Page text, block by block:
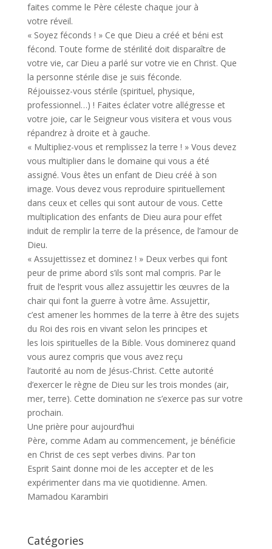
faites comme le Père céleste chaque jour à
votre réveil.
« Soyez féconds ! » Ce que Dieu a créé et béni est
fécond. Toute forme de stérilité doit disparaître de
votre vie, car Dieu a parlé sur votre vie en Christ. Que
la personne stérile dise je suis féconde.
Réjouissez-vous stérile (spirituel, physique,
professionnel…) ! Faites éclater votre allégresse et
votre joie, car le Seigneur vous visitera et vous vous
répandrez à droite et à gauche.
« Multipliez-vous et remplissez la terre ! » Vous devez
vous multiplier dans le domaine qui vous a été
assigné. Vous êtes un enfant de Dieu créé à son
image. Vous devez vous reproduire spirituellement
dans ceux et celles qui sont autour de vous. Cette
multiplication des enfants de Dieu aura pour effet
induit de remplir la terre de la présence, de l’amour de
Dieu.
« Assujettissez et dominez ! » Deux verbes qui font
peur de prime abord s’ils sont mal compris. Par le
fruit de l’esprit vous allez assujettir les œuvres de la
chair qui font la guerre à votre âme. Assujettir,
c’est amener les hommes de la terre à être des sujets
du Roi des rois en vivant selon les principes et
les lois spirituelles de la Bible. Vous dominerez quand
vous aurez compris que vous avez reçu
l’autorité au nom de Jésus-Christ. Cette autorité
d’exercer le règne de Dieu sur les trois mondes (air,
mer, terre). Cette domination ne s’exerce pas sur votre
prochain.
Une prière pour aujourd’hui
Père, comme Adam au commencement, je bénéficie
en Christ de ces sept verbes divins. Par ton
Esprit Saint donne moi de les accepter et de les
expérimenter dans ma vie quotidienne. Amen.
Mamadou Karambiri
Catégories